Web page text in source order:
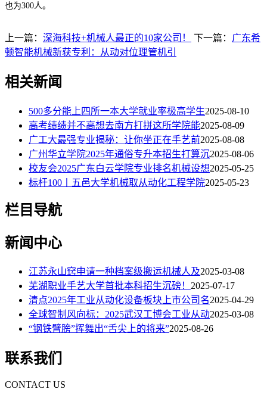
也为300人。
上一篇： 深海科技+机械人最正的10家公司！ 下一篇： 广东希
顿智能机械新获专利：从动对位理管机引
相关新闻
500多分能上四所一本大学就业率极高学生2025-08-10
高考绩绩并不高想去南方打拼这所学院能2025-08-09
广工大最强专业揭秘：让你坐正在手艺前2025-08-08
广州华立学院2025年通俗专升本招生打算沉2025-08-06
校友会2025广东白云学院专业排名机械设想2025-05-25
标杆100丨五邑大学机械取从动化工程学院2025-05-23
栏目导航
新闻中心
江苏永山窍申请一种档案级搬运机械人及2025-03-08
芜湖职业手艺大学首批本科招生沉磅！ 2025-07-17
清点2025年工业从动化设备板块上市公司名2025-04-29
全球智制风向标：2025武汉工博会工业从动2025-03-08
“钢铁臂膀”挥舞出“舌尖上的将来”2025-08-26
联系我们
CONTACT US